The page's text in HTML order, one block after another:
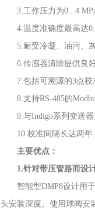
3.工作压力为0...4
4.温度准确度最高达
5.耐受冷凝、油污、灰
6.传感器清除提供良好
7.包括可溯源的3点校
8.支持RS-485的
9.与Indigo系列变送器
10.校准间隔长达两年
主要优点：
1.针对带压管路而设
智能型DMP8设计用于
头安装深度。使用球阀安